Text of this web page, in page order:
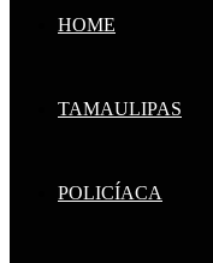
HOME
TAMAULIPAS
POLICÍACA